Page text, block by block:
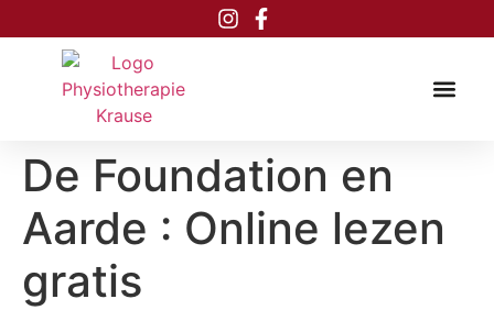
De Foundation en
Aarde : Online lezen
gratis